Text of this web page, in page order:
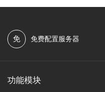
免 免费配置服务器
功能模块